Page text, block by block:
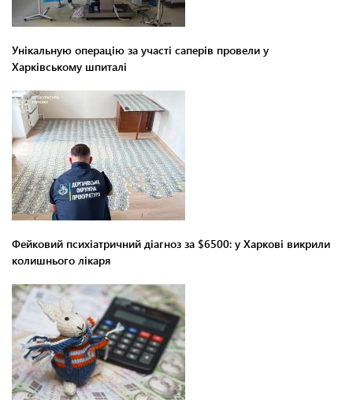
Унікальную операцію за участі саперів провели у
Харківському шпиталі
Фейковий психіатричний діагноз за $6500: у Харкові викрили
колишнього лікаря